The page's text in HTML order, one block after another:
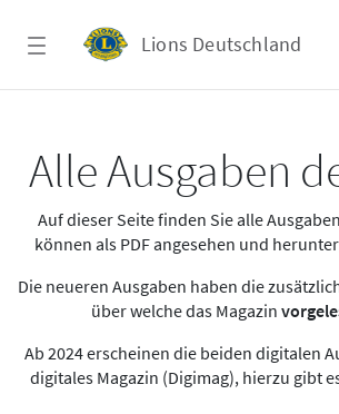
Lions Deutschland
Alle Ausgaben
Auf dieser Seite finden Sie alle
können als PDF angesehen und
Die neueren Ausgaben haben die
über welche das Magazin
Ab 2024 erscheinen die beiden digitalen
digitales Magazin (Digimag), hierzu gibt